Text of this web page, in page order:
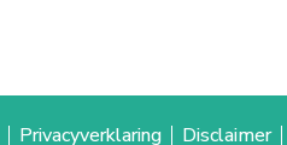
Privacyverklaring Disclaimer